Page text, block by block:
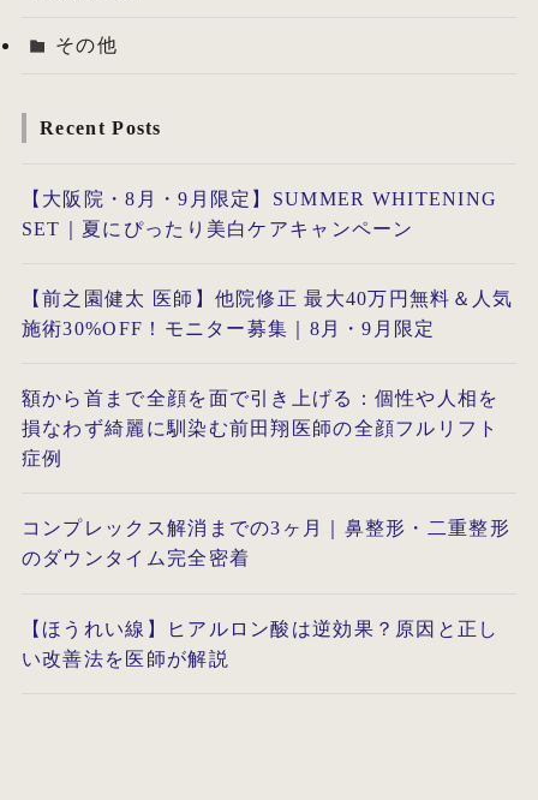
その他
Recent Posts
【大阪院・8月・9月限定】SUMMER WHITENING
SET｜夏にぴったり美白ケアキャンペーン
【前之園健太 医師】他院修正 最大40万円無料＆人気
施術30%OFF！モニター募集｜8月・9月限定
額から首まで全顔を面で引き上げる：個性や人相を
損なわず綺麗に馴染む前田翔医師の全顔フルリフト
症例
コンプレックス解消までの3ヶ月｜鼻整形・二重整形
のダウンタイム完全密着
【ほうれい線】ヒアルロン酸は逆効果？原因と正し
い改善法を医師が解説